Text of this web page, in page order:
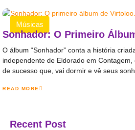
Músicas
Sonhador: O Primeiro
O álbum “Sonhador” conta a história
independente de Eldorado em
de sucesso que, vai dormir e vê seus
READ MORE
Recent Post